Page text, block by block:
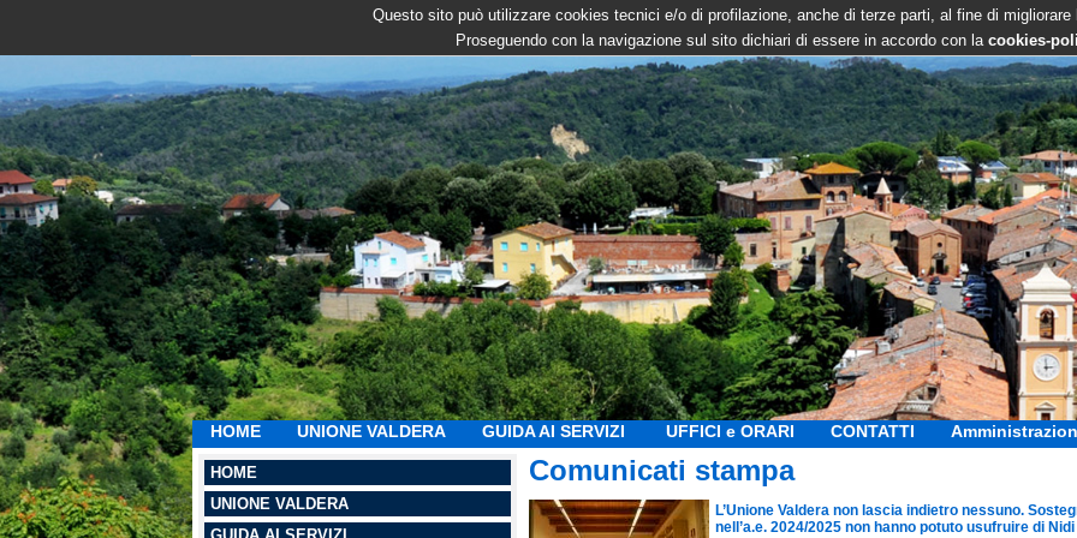
Questo sito può utilizzare cookies tecnici e/o di profilazione, anche di terze parti, al fine di
Proseguendo con la navigazione sul sito dichiari di essere in accordo con la cookies-
HOME UNIONE VALDERA GUIDA AI SERVIZI UFFICI e ORARI CONTATTI
HOME
UNIONE VALDERA
Comunicati stampa
L’Unione Valdera non lascia indietro nessuno.
nell’a.e. 2024/2025 non hanno potuto usufruire di